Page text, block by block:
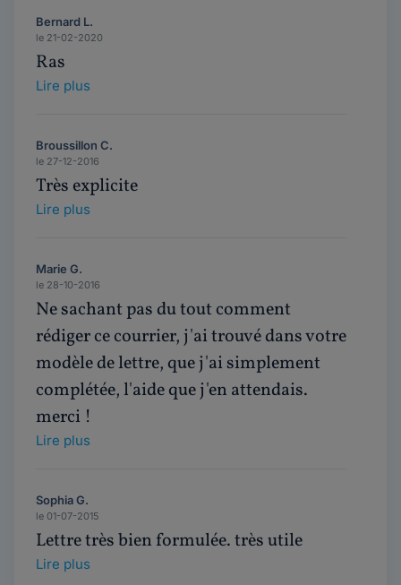
Bernard L.
le 21-02-2020
Ras
Lire plus
Broussillon C.
le 27-12-2016
Très explicite
Lire plus
Marie G.
le 28-10-2016
Ne sachant pas du tout comment
rédiger ce courrier, j'ai trouvé dans votre
modèle de lettre, que j'ai simplement
complétée, l'aide que j'en attendais.
merci !
Lire plus
Sophia G.
le 01-07-2015
Lettre très bien formulée. très utile
Lire plus